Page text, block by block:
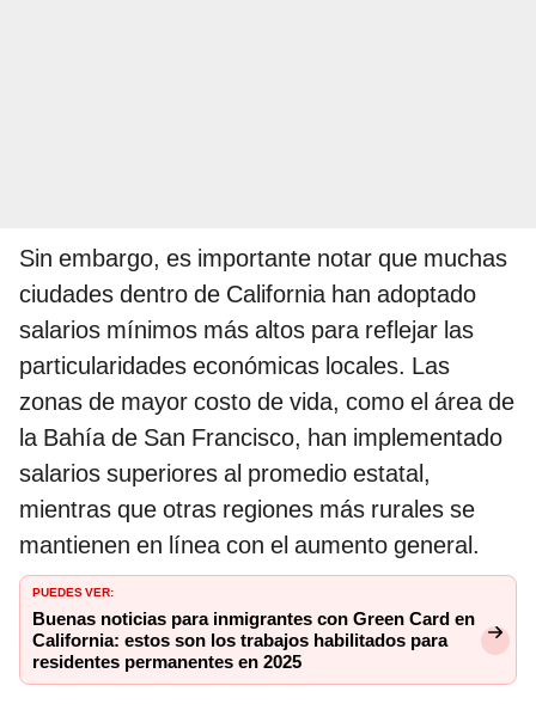
Sin embargo, es importante notar que muchas
ciudades dentro de California han adoptado
salarios mínimos más altos para reflejar las
particularidades económicas locales. Las
zonas de mayor costo de vida, como el área de
la Bahía de San Francisco, han implementado
salarios superiores al promedio estatal,
mientras que otras regiones más rurales se
mantienen en línea con el aumento general.
PUEDES VER:
Buenas noticias para inmigrantes con Green Card en
California: estos son los trabajos habilitados para
residentes permanentes en 2025